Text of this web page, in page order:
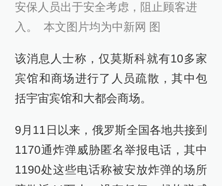
安保人员出于安全考虑，阻止顾客进
入。 本文图片均为中新网 图
该消息人士称，仅莫斯科就有10多家
宾馆和商场进行了人员疏散，其中包
括宇宙宾馆和大都会商场。
9月11日以来，俄罗斯全国各地共接到
1170通炸弹威胁匿名举报电话，其中
1190处这些电话称被安放炸弹的场所